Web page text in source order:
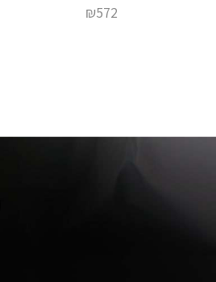
₪572